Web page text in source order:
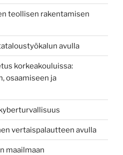
teollisen rakentamisen
avulla
korkeakouluissa:
osaamiseen ja
vertaispalautteen avulla
maailmaan